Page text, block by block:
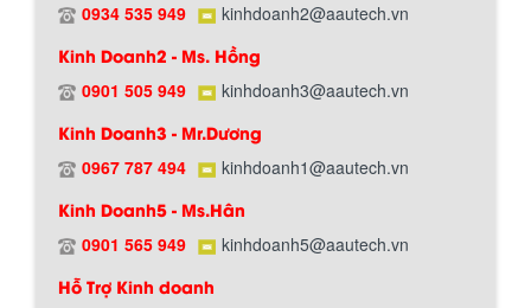
0934 535 949 kinhdoanh2@aautech.vn
Kinh Doanh2 - Ms. Hồng
0901 505 949 kinhdoanh3@aautech.vn
Kinh Doanh3 - Mr.Dương
0967 787 494 kinhdoanh1@aautech.vn
Kinh Doanh5 - Ms.Hân
0901 565 949 kinhdoanh5@aautech.vn
Hỗ Trợ Kinh doanh
Hướng dẫn thanh toán mua hàng